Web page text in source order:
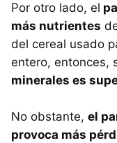
Por otro lado, el
más nutrientes
del cereal usado
entero, entonces,
minerales es
No obstante, el
provoca más